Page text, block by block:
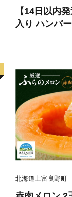
【14日以内
入り ハンバ
22個)【佐賀
九州 ハンバ
弁当 おかず
083106)
北海道上富良野町